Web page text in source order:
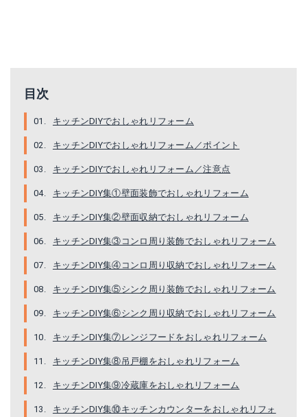
目次
キッチンDIYでおしゃれリフォーム
キッチンDIYでおしゃれリフォーム／ポイント
キッチンDIYでおしゃれリフォーム／注意点
キッチンDIY集①壁面装飾でおしゃれリフォーム
キッチンDIY集②壁面収納でおしゃれリフォーム
キッチンDIY集③コンロ周り装飾でおしゃれリフォーム
キッチンDIY集④コンロ周り収納でおしゃれリフォーム
キッチンDIY集⑤シンク周り装飾でおしゃれリフォーム
キッチンDIY集⑥シンク周り収納でおしゃれリフォーム
キッチンDIY集⑦レンジフードをおしゃれリフォーム
キッチンDIY集⑧吊戸棚をおしゃれリフォーム
キッチンDIY集⑨冷蔵庫をおしゃれリフォーム
キッチンDIY集⑩キッチンカウンターをおしゃれリフォ